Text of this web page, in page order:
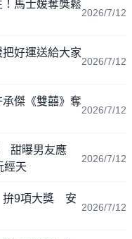
馬士媛奪獎鬆
2026/7/12
好運送給大家
2026/7/12
傑《雙囍》奪
2026/7/12
甜曝男友應
天
2026/7/12
拚9項大獎 安
2026/7/12